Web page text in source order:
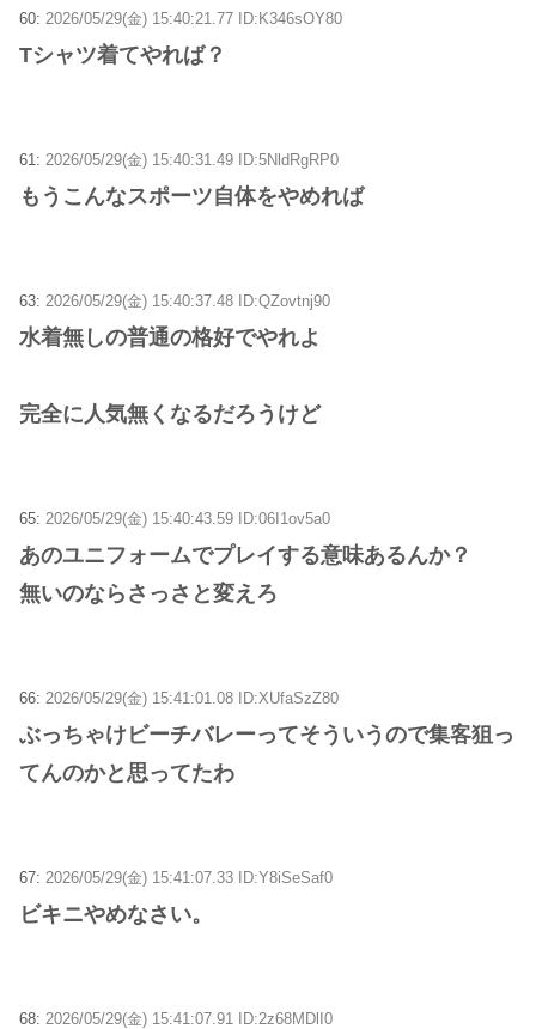
60: 2026/05/29(金) 15:40:21.77 ID:K346sOY80
Tシャツ着てやれば？
61: 2026/05/29(金) 15:40:31.49 ID:5NldRgRP0
もうこんなスポーツ自体をやめれば
63: 2026/05/29(金) 15:40:37.48 ID:QZovtnj90
水着無しの普通の格好でやれよ
完全に人気無くなるだろうけど
65: 2026/05/29(金) 15:40:43.59 ID:06I1ov5a0
あのユニフォームでプレイする意味あるんか？
無いのならさっさと変えろ
66: 2026/05/29(金) 15:41:01.08 ID:XUfaSzZ80
ぶっちゃけビーチバレーってそういうので集客狙っ
てんのかと思ってたわ
67: 2026/05/29(金) 15:41:07.33 ID:Y8iSeSaf0
ビキニやめなさい。
68: 2026/05/29(金) 15:41:07.91 ID:2z68MDlI0